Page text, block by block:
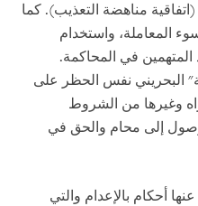
(اتفاقية مناهضة التعذيب). كما
المعاملة، واستخدام
المتهمين في المحاكمة.
البحريني نفس الحظر على
وغيرها من الشروط
إلى محام والحق في
أحكام بالإعدام والتي